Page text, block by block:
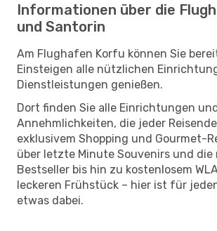
Informationen über die
und Santorin
Am Flughafen Korfu können Sie
Einsteigen alle nützlichen
Dienstleistungen genießen.
Dort finden Sie alle Einrichtungen
Annehmlichkeiten, die jeder
exklusivem Shopping und Gourmet-
über letzte Minute Souvenirs und die
Bestseller bis hin zu kostenlosem
leckeren Frühstück – hier ist für
etwas dabei.